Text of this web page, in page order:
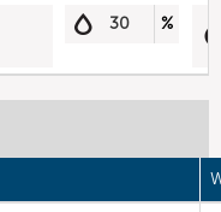
30 %